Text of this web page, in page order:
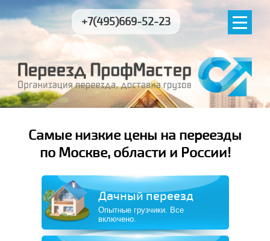
Самые низкие цены на переезды
по Москве, области и России!
+7(495)669-52-23
Дачный переезд
Опытные грузчики. Все
включено.